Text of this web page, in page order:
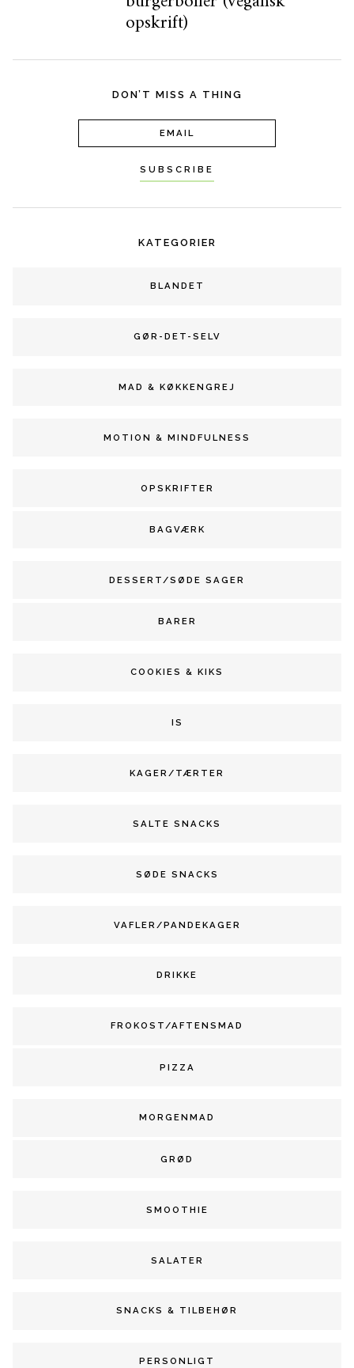
opskrift)
DON’T MISS A THING
KATEGORIER
BLANDET
GØR-DET-SELV
MAD & KØKKENGREJ
MOTION & MINDFULNESS
OPSKRIFTER
BAGVÆRK
DESSERT/SØDE SAGER
BARER
COOKIES & KIKS
IS
KAGER/TÆRTER
SALTE SNACKS
SØDE SNACKS
VAFLER/PANDEKAGER
DRIKKE
FROKOST/AFTENSMAD
PIZZA
MORGENMAD
GRØD
SMOOTHIE
SALATER
SNACKS & TILBEHØR
PERSONLIGT